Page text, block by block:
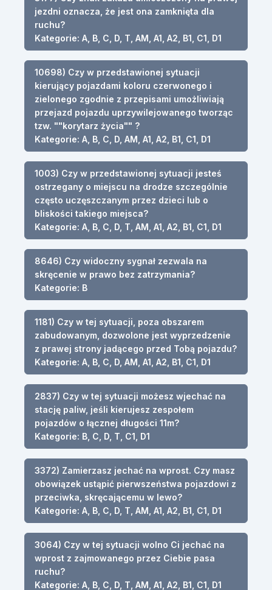
jezdni oznacza, że jest ona zamknięta dla
ruchu?
Kategorie: A, B, C, D, T, AM, A1, A2, B1, C1, D1
10698) Czy w przedstawionej sytuacji
kierujący pojazdami koloru czerwonego i
zielonego zgodnie z przepisami umożliwiają
przejazd pojazdu uprzywilejowanego tworząc
tzw. ""korytarz życia"" ?
Kategorie: A, B, C, D, AM, A1, A2, B1, C1, D1
1003) Czy w przedstawionej sytuacji jesteś
ostrzegany o miejscu na drodze szczególnie
często uczęszczanym przez dzieci lub o
bliskości takiego miejsca?
Kategorie: A, B, C, D, T, AM, A1, A2, B1, C1, D1
8646) Czy widoczny sygnał zezwala na
skręcenie w prawo bez zatrzymania?
Kategorie: B
1181) Czy w tej sytuacji, poza obszarem
zabudowanym, dozwolone jest wyprzedzenie
z prawej strony jadącego przed Tobą pojazdu?
Kategorie: A, B, C, D, AM, A1, A2, B1, C1, D1
2837) Czy w tej sytuacji możesz wjechać na
stację paliw, jeśli kierujesz zespołem
pojazdów o łącznej długości 11m?
Kategorie: B, C, D, T, C1, D1
3372) Zamierzasz jechać na wprost. Czy masz
obowiązek ustąpić pierwszeństwa pojazdowi z
przeciwka, skręcającemu w lewo?
Kategorie: A, B, C, D, T, AM, A1, A2, B1, C1, D1
3064) Czy w tej sytuacji wolno Ci jechać na
wprost z zajmowanego przez Ciebie pasa
ruchu?
Kategorie: A, B, C, D, T, AM, A1, A2, B1, C1, D1